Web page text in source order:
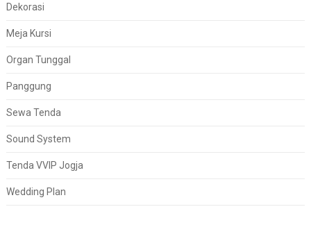
Dekorasi
Meja Kursi
Organ Tunggal
Panggung
Sewa Tenda
Sound System
Tenda VVIP Jogja
Wedding Plan